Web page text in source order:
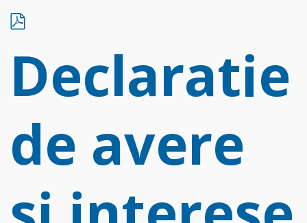
d
f
Declaratie
de avere